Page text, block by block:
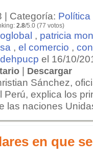
| Categoría: Política
2.8/5.0 (77 votos)
, patricia
, el comercio ,
el 16/10/
| Descargar
Sánchez,
Perú, explica los
las naciones
en que